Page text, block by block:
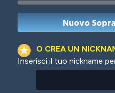
Woof
O CREA UN
Inserisci il tuo nickname